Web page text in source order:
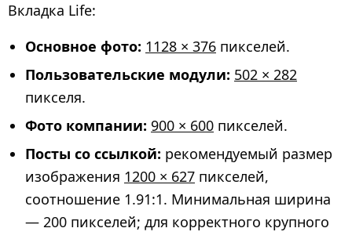
Вкладка Life:
Основное фото: 1128 × 376 пикселей.
Пользовательские модули: 502 × 282
пикселя.
Фото компании: 900 × 600 пикселей.
Посты со ссылкой: рекомендуемый размер
изображения 1200 × 627 пикселей,
соотношение 1.91:1. Минимальная ширина
— 200 пикселей; для корректного крупного